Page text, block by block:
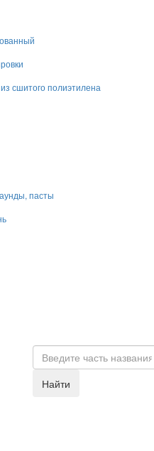
сшитого полиэтилена
пасты
Найти